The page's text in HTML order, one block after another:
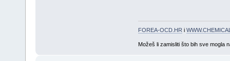
FOREA-OCD.HR i
Možeš li zamisliti što bih sve mogla